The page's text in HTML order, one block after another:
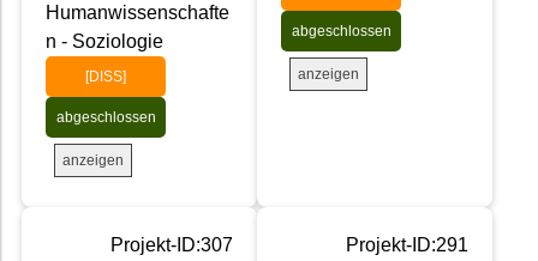
Humanwissenschafte
n - Soziologie
[DISS]
abgeschlossen
anzeigen
abgeschlossen
anzeigen
Projekt-ID:307
Projekt-ID:291